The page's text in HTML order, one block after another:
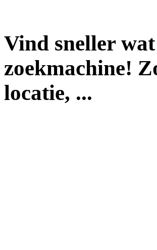
Vind sneller
zoekmachine!
locatie, ...